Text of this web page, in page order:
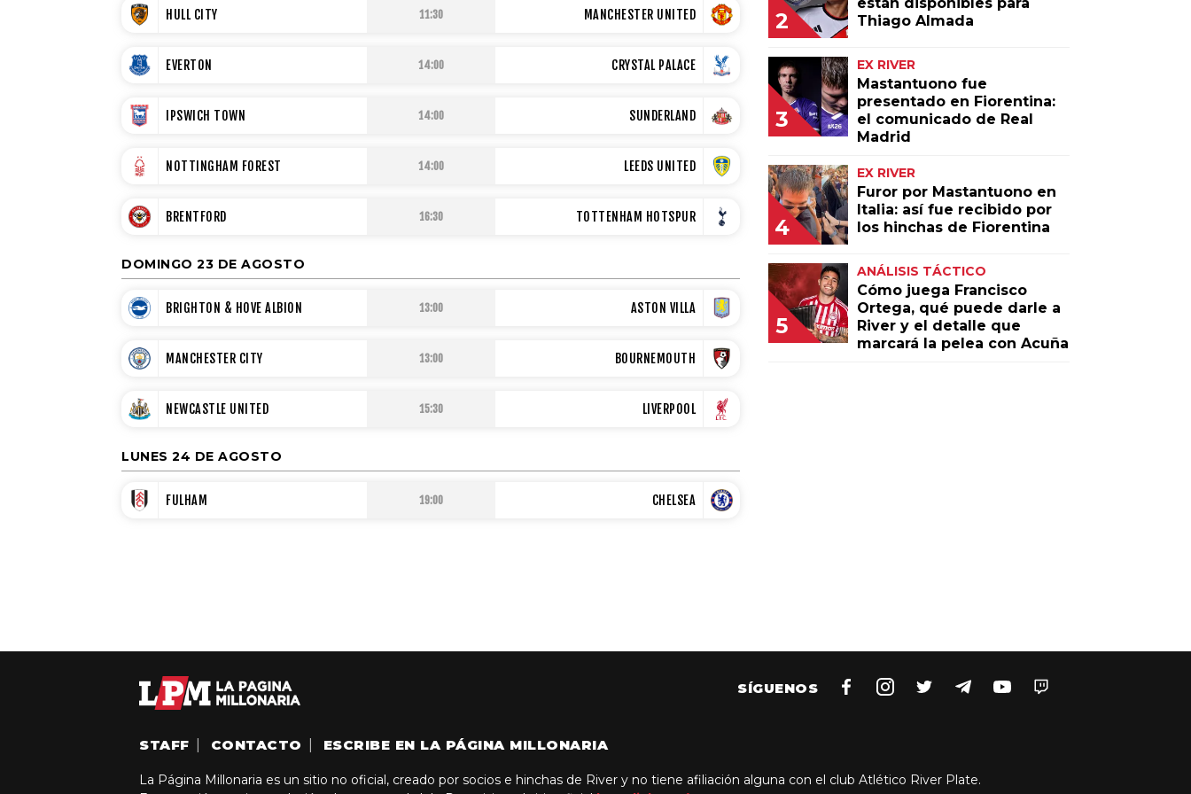
HULL CITY 11:30 MANCHESTER UNITED
EVERTON 14:00 CRYSTAL PALACE
IPSWICH TOWN 14:00 SUNDERLAND
NOTTINGHAM FOREST 14:00 LEEDS UNITED
BRENTFORD 16:30 TOTTENHAM HOTSPUR
DOMINGO 23 DE AGOSTO
BRIGHTON & HOVE ALBION 13:00 ASTON VILLA
MANCHESTER CITY 13:00 BOURNEMOUTH
NEWCASTLE UNITED 15:30 LIVERPOOL
LUNES 24 DE AGOSTO
FULHAM 19:00 CHELSEA
2
Thiago Almada
3
EX RIVER
Mastantuono fue
presentado en Fiorentina:
el comunicado de Real
Madrid
4
EX RIVER
Furor por Mastantuono en
Italia: así fue recibido por
los hinchas de Fiorentina
5
ANÁLISIS TÁCTICO
Cómo juega Francisco
Ortega, qué puede darle a
River y el detalle que
marcará la pelea con Acuña
SÍGUENOS
STAFF CONTACTO ESCRIBE EN LA PÁGINA MILLONARIA
La Página Millonaria es un sitio no oficial, creado por socios e hinchas de River y no tiene afiliación alguna con el club Atlético River Plate.